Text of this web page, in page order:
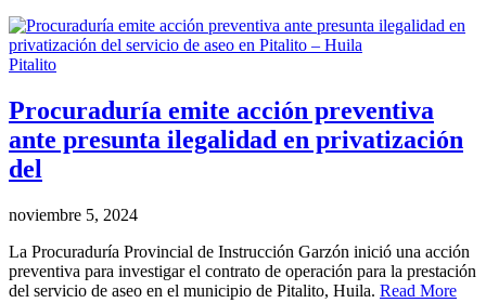
Pitalito
Procuraduría emite acción preventiva
ante presunta ilegalidad en privatización
del
noviembre 5, 2024
La Procuraduría Provincial de Instrucción Garzón inició una acción
preventiva para investigar el contrato de operación para la prestación
del servicio de aseo en el municipio de Pitalito, Huila. Read More